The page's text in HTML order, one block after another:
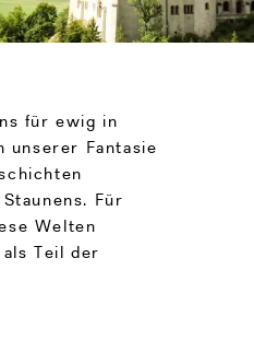
für ewig in
unserer Fantasie
Für
Welten
Teil der